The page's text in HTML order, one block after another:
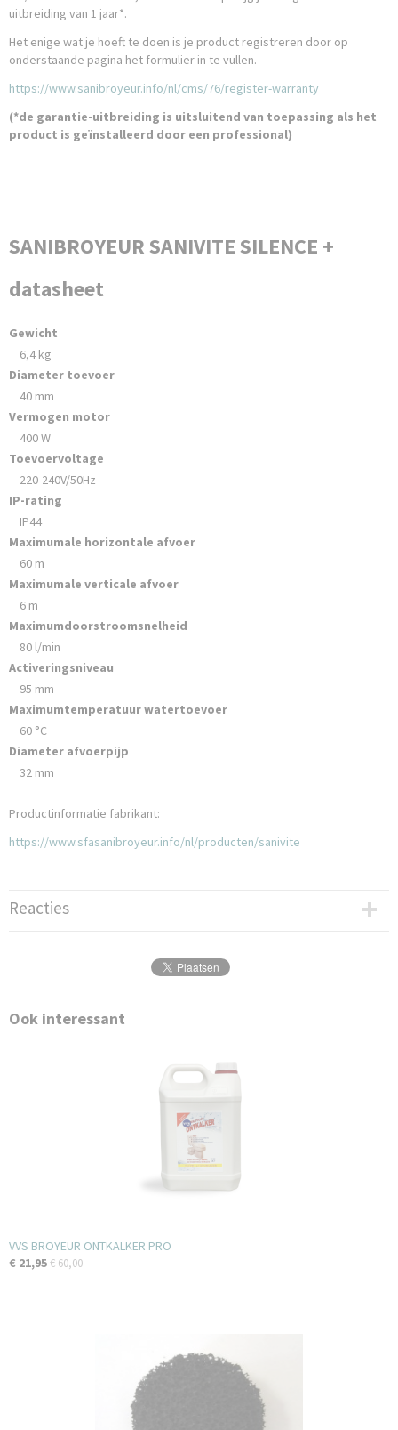
uitbreiding van 1 jaar*.
Het enige wat je hoeft te doen is je product registreren door op
onderstaande pagina het formulier in te vullen.
https://www.sanibroyeur.info/nl/cms/76/register-warranty
(*de garantie-uitbreiding is uitsluitend van toepassing als het
product is geïnstalleerd door een professional)
SANIBROYEUR SANIVITE SILENCE +
datasheet
Gewicht
6,4 kg
Diameter toevoer
40 mm
Vermogen motor
400 W
Toevoervoltage
220-240V/50Hz
IP-rating
IP44
Maximumale horizontale afvoer
60 m
Maximumale verticale afvoer
6 m
Maximumdoorstroomsnelheid
80 l/min
Activeringsniveau
95 mm
Maximumtemperatuur watertoevoer
60 °C
Diameter afvoerpijp
32 mm
Productinformatie fabrikant:
https://www.sfasanibroyeur.info/nl/producten/sanivite
Reacties
Ook interessant
VVS BROYEUR ONTKALKER PRO
€ 21,95€ 60,00